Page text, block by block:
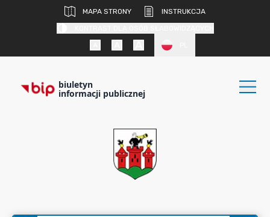
MAPA STRONY
INSTRUKCJA
biuletyn
informacji publicznej